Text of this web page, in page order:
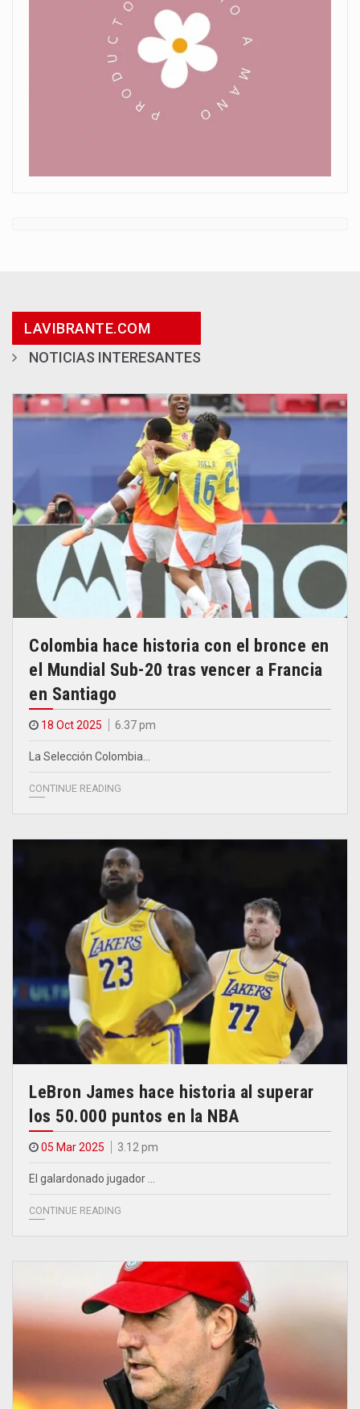
LAVIBRANTE.COM
NOTICIAS INTERESANTES
Colombia hace historia con el bronce en
el Mundial Sub-20 tras vencer a Francia
en Santiago
18 Oct 2025 6.37 pm
La Selección Colombia…
CONTINUE READING
LeBron James hace historia al superar
los 50.000 puntos en la NBA
05 Mar 2025 3.12 pm
El galardonado jugador …
CONTINUE READING